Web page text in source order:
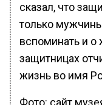
сказал, что
только
вспоминать и
защитницах
жизнь во имя
Фото: сайт